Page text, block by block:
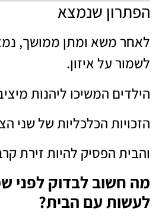
הפתרון שנמצא
לאחר משא ומתן ממושך,
לשמור על איזון.
הילדים המשיכו ליהנות
הזכויות הכלכליות של שני
והבית הפסיק להיות זירת
מה חשוב לבדוק לפני
לעשות עם הבית?